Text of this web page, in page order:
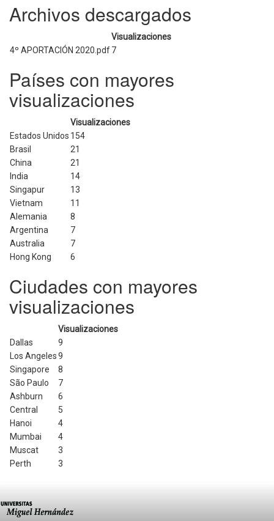
Archivos descargados
Visualizaciones
4º APORTACIÓN 2020.pdf7
Países con mayores
visualizaciones
Visualizaciones
Estados Unidos 154
Brasil
21
China
21
India
14
Singapur
13
Vietnam
11
Alemania
8
Argentina
7
Australia
7
Hong Kong
6
Ciudades con mayores
visualizaciones
Visualizaciones
Dallas
9
Los Angeles9
Singapore
8
São Paulo
7
Ashburn
6
Central
5
Hanoi
4
Mumbai
4
Muscat
3
Perth
3